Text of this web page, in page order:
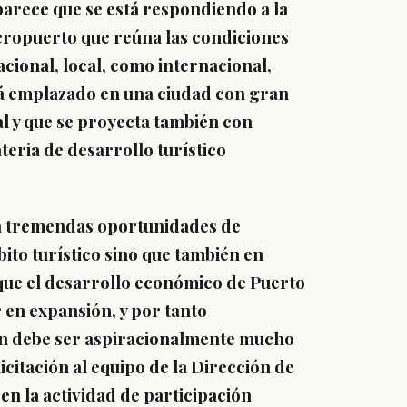
que se está respondiendo a la
que reúna las condiciones
local, como internacional,
en una ciudad con gran
que se proyecta también con
de desarrollo turístico
tremendas oportunidades de
turístico sino que también en
el desarrollo económico de Puerto
expansión, y por tanto
debe ser aspiracionalmente mucho
al equipo de la Dirección de
la actividad de participación